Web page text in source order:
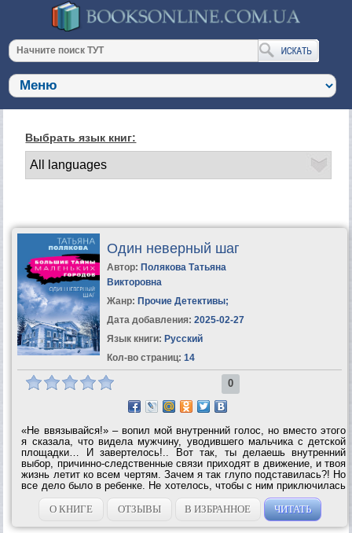
Выбрать язык книг:
Один неверный шаг
Автор: Полякова Татьяна
Викторовна
Жанр: Прочие Детективы;
Дата добавления: 2025-02-27
Язык книги: Русский
Кол-во страниц: 14
0
«Не ввязывайся!» – вопил мой внутренний голос, но вместо этого
я сказала, что видела мужчину, уводившего мальчика с детской
площадки… И завертелось!.. Вот так, ты делаешь внутренний
выбор, причинно-следственные связи приходят в движение, и твоя
жизнь летит ко всем чертям. Зачем я так глупо подставилась?! Но
все дело было в ребенке. Не хотелось, чтобы с ним приключилась
беда. Я помогла найти мальчика, поэтому ни о чем не жалела,
однако с...О КНИГЕ ОТЗЫВЫ В ИЗБРАННОЕ ЧИТАТЬ